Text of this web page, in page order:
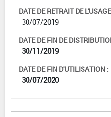
DATE DE RETRAIT DE
30/07/2019
DATE DE FIN DE
30/11/2019
DATE DE FIN D'UTILISATION :
30/07/2020